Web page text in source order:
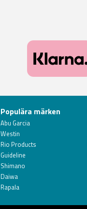
Populära märken
Abu Garcia
Westin
Rio Products
Guideline
Shimano
Daiwa
Rapala